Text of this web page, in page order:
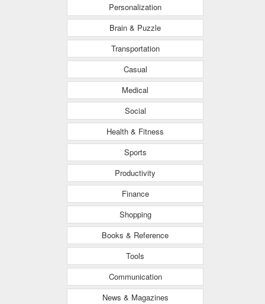
Personalization
Brain & Puzzle
Transportation
Casual
Medical
Social
Health & Fitness
Sports
Productivity
Finance
Shopping
Books & Reference
Tools
Communication
News & Magazines